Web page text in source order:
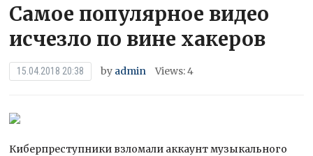
Самое популярное видео
исчезло по вине хакеров
15.04.2018 20:38 by admin Views: 4
Киберпреступники взломали аккаунт музыкального